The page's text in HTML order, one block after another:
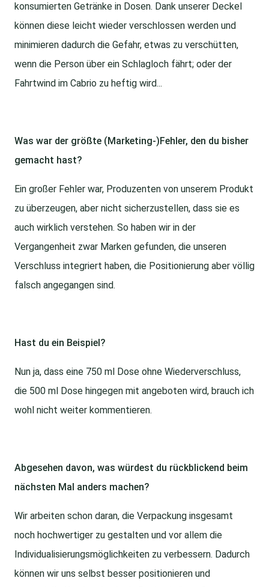
konsumierten Getränke in Dosen. Dank unserer Deckel
können diese leicht wieder verschlossen werden und
minimieren dadurch die Gefahr, etwas zu verschütten,
wenn die Person über ein Schlagloch fährt; oder der
Fahrtwind im Cabrio zu heftig wird...
Was war der größte (Marketing-)Fehler, den du bisher
gemacht hast?
Ein großer Fehler war, Produzenten von unserem Produkt
zu überzeugen, aber nicht sicherzustellen, dass sie es
auch wirklich verstehen. So haben wir in der
Vergangenheit zwar Marken gefunden, die unseren
Verschluss integriert haben, die Positionierung aber völlig
falsch angegangen sind.
Hast du ein Beispiel?
Nun ja, dass eine 750 ml Dose ohne Wiederverschluss,
die 500 ml Dose hingegen mit angeboten wird, brauch ich
wohl nicht weiter kommentieren.
Abgesehen davon, was würdest du rückblickend beim
nächsten Mal anders machen?
Wir arbeiten schon daran, die Verpackung insgesamt
noch hochwertiger zu gestalten und vor allem die
Individualisierungsmöglichkeiten zu verbessern. Dadurch
können wir uns selbst besser positionieren und